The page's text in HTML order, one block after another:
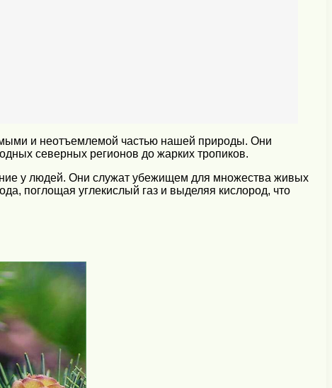
и неотъемлемой частью нашей природы. Они
северных регионов до жарких тропиков.
у людей. Они служат убежищем для множества живых
поглощая углекислый газ и выделяя кислород, что